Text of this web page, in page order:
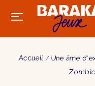
Accueil Une âme